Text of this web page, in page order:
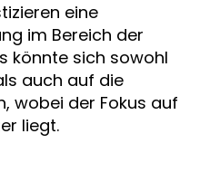
eine
im Bereich der
könnte sich sowohl
auch auf die
wobei der Fokus auf
liegt.